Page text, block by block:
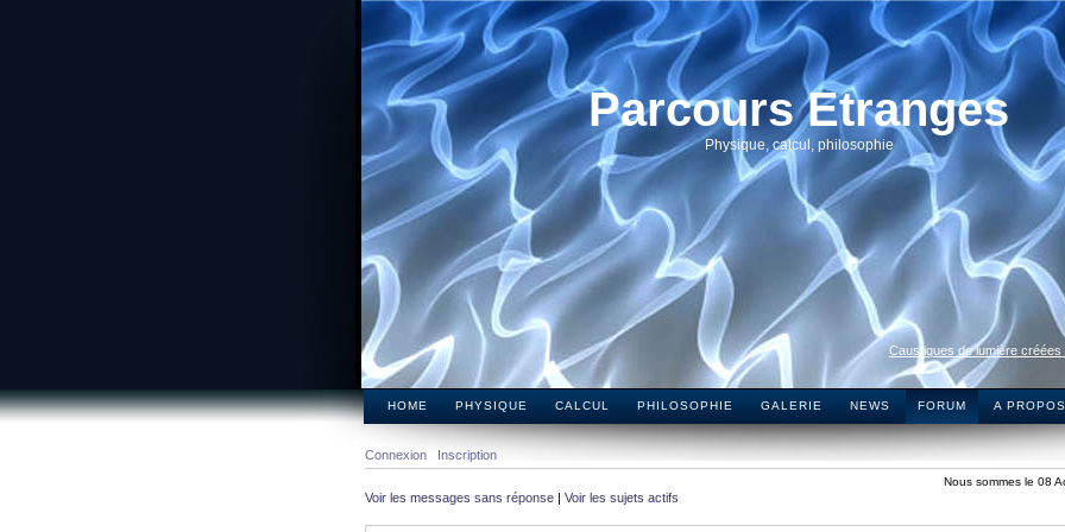
Parcours Etranges
Physique, calcul, philosophie
Caustiques de lumière
HOME PHYSIQUE CALCUL PHILOSOPHIE GALERIE NEWS FORUM A PROPOS
Connexion Inscription
Nous sommes le 08
Voir les messages sans réponse | Voir les sujets actifs